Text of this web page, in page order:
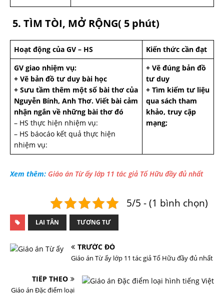
5. TÌM TÒI, MỞ RỘNG( 5 phút)
Hoạt động của GV – HS
Kiến thức cần đạt
GV giao nhiệm vụ:
+ Vẽ bản đồ tư duy bài học
+ Sưu tầm thêm một số bài thơ của
Nguyễn Bính, Anh Thơ. Viết bài cảm
nhận ngắn về những bài thơ đó
– HS thực hiện nhiệm vụ:
– HS báocáo kết quả thực hiện
nhiệm vụ:
+ Vẽ đúng bản đồ
tư duy
+ Tìm kiếm tư liệu
qua sách tham
khảo, truy cập
mạng;
Xem thêm: Giáo án Từ ấy lớp 11 tác giả Tố Hữu đầy đủ nhất
5/5 - (1 bình chọn)
LAI TÂN TƯƠNG TƯ
TRƯỚC ĐÓ
Giáo án Từ ấy lớp 11 tác giả Tố Hữu đầy đủ nhất
TIẾP THEO
Giáo án Đặc điểm loại